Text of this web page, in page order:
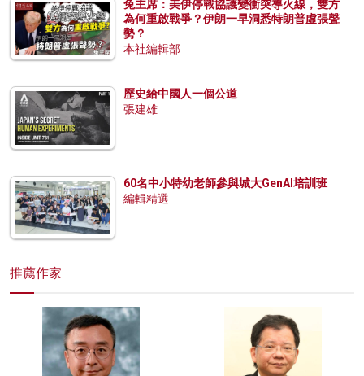
兔主席：美伊停戰協議變衝突導火線，雙方
為何重啟戰爭？伊朗一早洞悉特朗普虛張聲
勢？
本社編輯部
歷史給中國人一個公道
張建雄
60名中小特幼老師參與城大GenAI培訓班
編輯精選
推薦作家